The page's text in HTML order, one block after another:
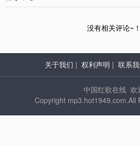
没有相关评论~！
关于我们 | 权利声明 | 联系
中国红歌在线 欢
Copyright mp3.hot1949.com.All